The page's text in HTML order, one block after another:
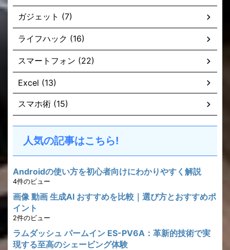
ガジェット (7)
ライフハック (16)
スマートフォン (22)
Excel (13)
スマホ術 (15)
人気の記事はこちら!
Androidの使い方を初心者向けにわかりやすく解説
4件のビュー
画像 動画 生成AI おすすめを比較｜選び方とおすすめポ
イント
2件のビュー
ラムダッシュ パームイン ES-PV6A：革新的技術で実
現する至高のシェービング体験